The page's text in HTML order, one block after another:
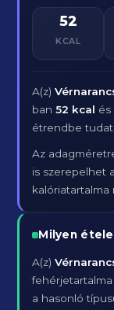
52
KCAL
A(z)
ban52 kcal és
étrendbe
Az
is
Milyen
A(z)
fehérjetartalma
a hasonló